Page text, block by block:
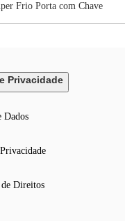
Frio Porta com Chave
Privacidade
Dados
Direitos